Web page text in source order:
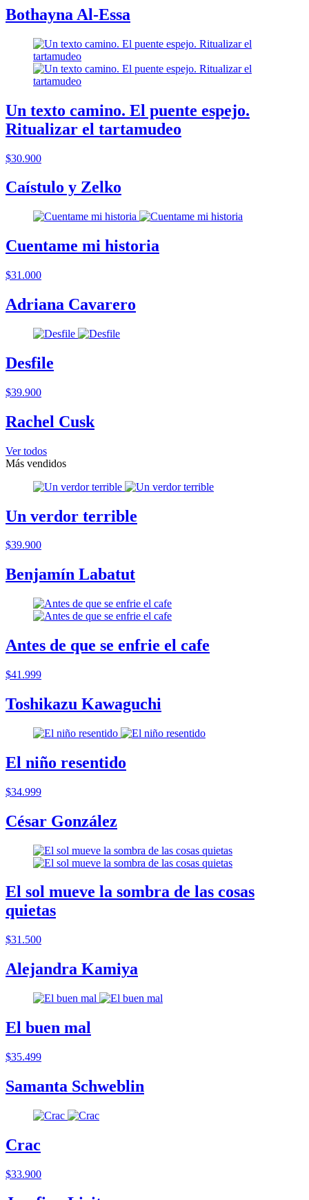
Bothayna Al-Essa
Un texto camino. El puente espejo.
Ritualizar el tartamudeo
$30.900
Caístulo y Zelko
Cuentame mi historia
$31.000
Adriana Cavarero
Desfile
$39.900
Rachel Cusk
Ver todos
Más vendidos
Un verdor terrible
$39.900
Benjamín Labatut
Antes de que se enfrie el cafe
$41.999
Toshikazu Kawaguchi
El niño resentido
$34.999
César González
El sol mueve la sombra de las cosas
quietas
$31.500
Alejandra Kamiya
El buen mal
$35.499
Samanta Schweblin
Crac
$33.900